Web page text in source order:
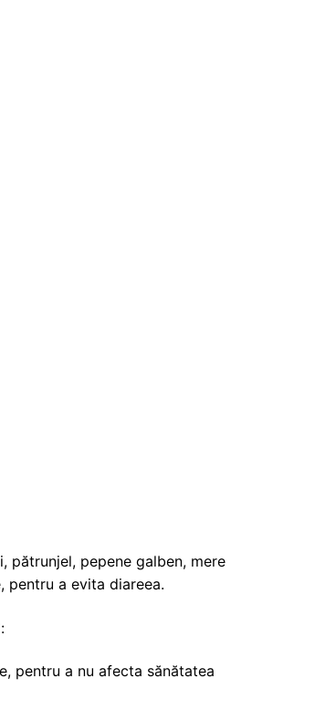
pătrunjel, pepene galben, mere
pentru a evita diareea.
pentru a nu afecta sănătatea